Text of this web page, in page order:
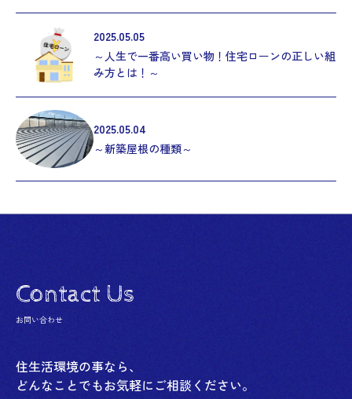
2025.05.05
～人生で一番高い買い物！住宅ローンの正しい組
み方とは！～
2025.05.04
～新築屋根の種類～
Contact Us
お問い合わせ
住生活環境の事なら、
どんなことでもお気軽にご相談ください。